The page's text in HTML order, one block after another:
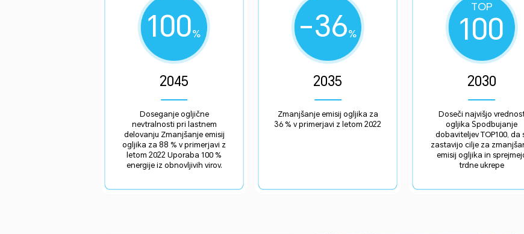
100%
2045
Doseganje ogljične
nevtralnosti pri lastnem
delovanju Zmanjšanje emisij
ogljika za 88 % v primerjavi z
letom 2022 Uporaba 100 %
energije iz obnovljivih virov.
-36%
2035
Zmanjšanje emisij ogljika za
36 % v primerjavi z letom 2022
TOP
100
2030
Doseči najvišjo
ogljika Spodbujanje
dobaviteljev TOP100, da
zastavijo cilje za
emisij ogljika in
trdne ukrepe